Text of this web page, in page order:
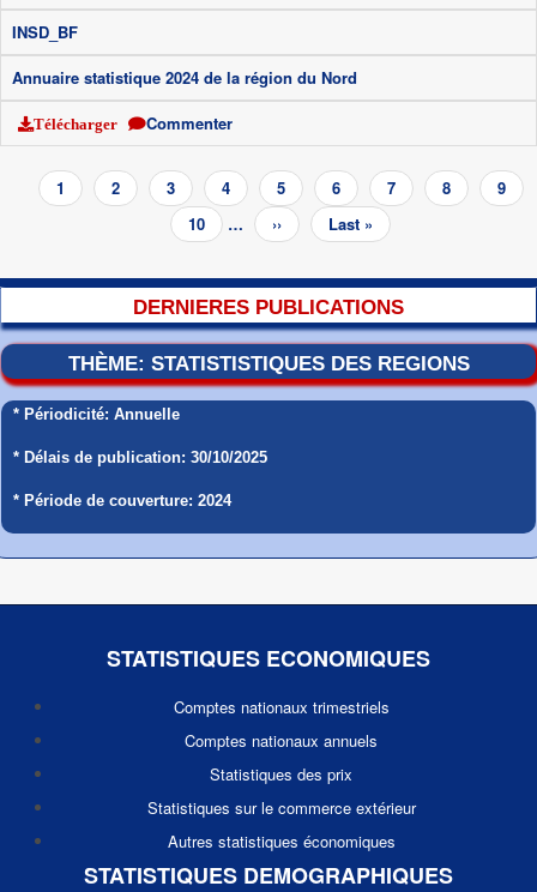
INSD_BF
Annuaire statistique 2024 de la région du Nord
Télécharger Commenter
Pagination
Page
courante
1 Page
2 Page
3 Page
4 Page
5 Page
6 Page
7 Page
8 Page
9
Page
10 …
Page
suivante
››
Dernière
page
Last »
DERNIERES PUBLICATIONS
THÈME: STATISTISTIQUES DES REGIONS
* Périodicité: Annuelle
* Délais de publication: 30/10/2025
* Période de couverture: 2024
STATISTIQUES ECONOMIQUES
Comptes nationaux trimestriels
Comptes nationaux annuels
Statistiques des prix
Statistiques sur le commerce extérieur
Autres statistiques économiques
STATISTIQUES DEMOGRAPHIQUES